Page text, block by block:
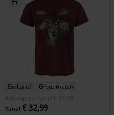
Exclusief
Grote maten
Adviesprijs
Vanaf € 34,99
Vanaf€ 32,99